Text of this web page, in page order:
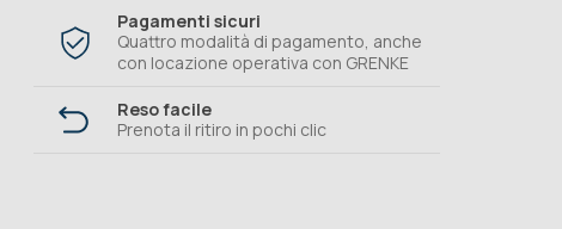
Pagamenti sicuri
Quattro modalità di pagamento, anche
con locazione operativa con GRENKE
Reso facile
Prenota il ritiro in pochi clic